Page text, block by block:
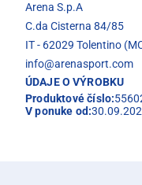
Arena S.p.A
C.da Cisterna 84/85
IT - 62029 Tolentino
info@arenasport.com
ÚDAJE O VÝROBKU
Produktové číslo:
V ponuke od: